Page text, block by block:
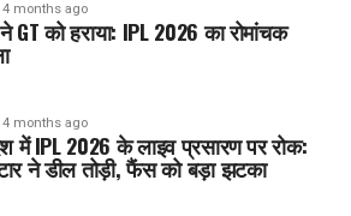
4 months ago
GT को हराया: IPL 2026 का रोमांचक
4 months ago
में IPL 2026 के लाइव प्रसारण पर रोक:
ने डील तोड़ी, फैंस को बड़ा झटका